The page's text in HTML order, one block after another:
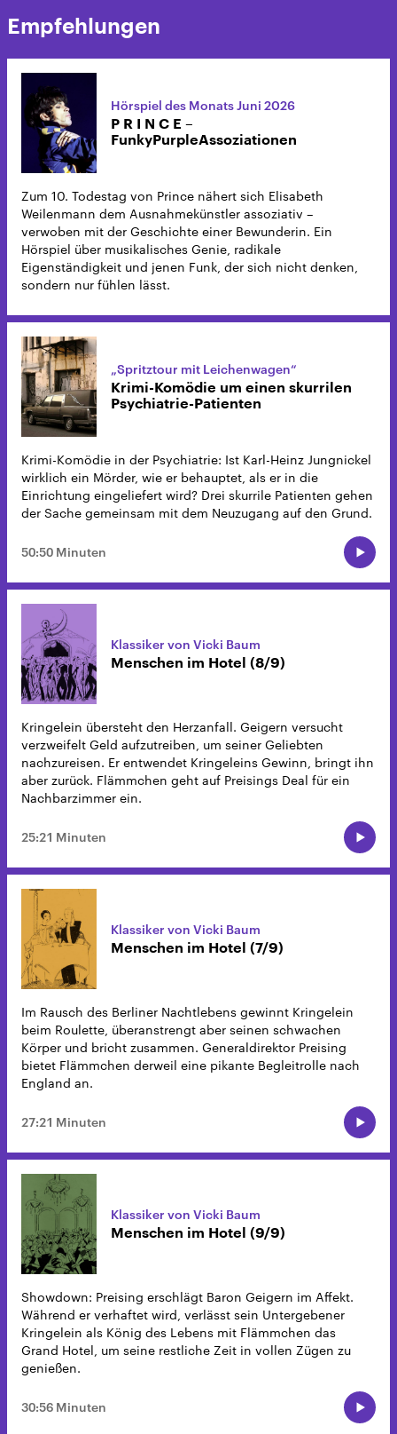
Empfehlungen
Hörspiel des Monats Juni 2026
P R I N C E –
FunkyPurpleAssoziationen
Zum 10. Todestag von Prince nähert sich Elisabeth
Weilenmann dem Ausnahmekünstler assoziativ –
verwoben mit der Geschichte einer Bewunderin. Ein
Hörspiel über musikalisches Genie, radikale
Eigenständigkeit und jenen Funk, der sich nicht denken,
sondern nur fühlen lässt.
„Spritztour mit Leichenwagen“
Krimi-Komödie um einen skurrilen
Psychiatrie-Patienten
Krimi-Komödie in der Psychiatrie: Ist Karl-Heinz Jungnickel
wirklich ein Mörder, wie er behauptet, als er in die
Einrichtung eingeliefert wird? Drei skurrile Patienten gehen
der Sache gemeinsam mit dem Neuzugang auf den Grund.
50:50 Minuten
Klassiker von Vicki Baum
Menschen im Hotel (8/9)
Kringelein übersteht den Herzanfall. Geigern versucht
verzweifelt Geld aufzutreiben, um seiner Geliebten
nachzureisen. Er entwendet Kringeleins Gewinn, bringt ihn
aber zurück. Flämmchen geht auf Preisings Deal für ein
Nachbarzimmer ein.
25:21 Minuten
Klassiker von Vicki Baum
Menschen im Hotel (7/9)
Im Rausch des Berliner Nachtlebens gewinnt Kringelein
beim Roulette, überanstrengt aber seinen schwachen
Körper und bricht zusammen. Generaldirektor Preising
bietet Flämmchen derweil eine pikante Begleitrolle nach
England an.
27:21 Minuten
Klassiker von Vicki Baum
Menschen im Hotel (9/9)
Showdown: Preising erschlägt Baron Geigern im Affekt.
Während er verhaftet wird, verlässt sein Untergebener
Kringelein als König des Lebens mit Flämmchen das
Grand Hotel, um seine restliche Zeit in vollen Zügen zu
genießen.
30:56 Minuten